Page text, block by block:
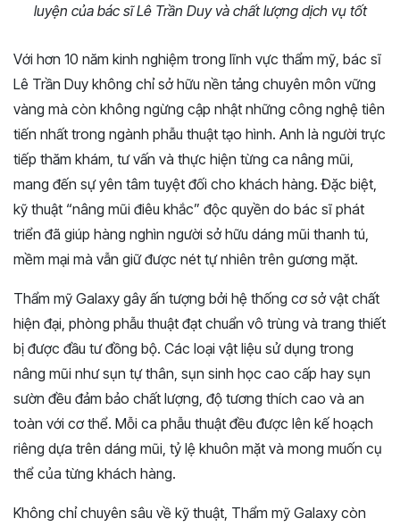
luyện của bác sĩ Lê Trần Duy và chất lượng dịch vụ tốt
Với hơn 10 năm kinh nghiệm trong lĩnh vực thẩm mỹ, bác sĩ
Lê Trần Duy không chỉ sở hữu nền tảng chuyên môn vững
vàng mà còn không ngừng cập nhật những công nghệ tiên
tiến nhất trong ngành phẫu thuật tạo hình. Anh là người trực
tiếp thăm khám, tư vấn và thực hiện từng ca nâng mũi,
mang đến sự yên tâm tuyệt đối cho khách hàng. Đặc biệt,
kỹ thuật “nâng mũi điêu khắc” độc quyền do bác sĩ phát
triển đã giúp hàng nghìn người sở hữu dáng mũi thanh tú,
mềm mại mà vẫn giữ được nét tự nhiên trên gương mặt.
Thẩm mỹ Galaxy gây ấn tượng bởi hệ thống cơ sở vật chất
hiện đại, phòng phẫu thuật đạt chuẩn vô trùng và trang thiết
bị được đầu tư đồng bộ. Các loại vật liệu sử dụng trong
nâng mũi như sụn tự thân, sụn sinh học cao cấp hay sụn
sườn đều đảm bảo chất lượng, độ tương thích cao và an
toàn với cơ thể. Mỗi ca phẫu thuật đều được lên kế hoạch
riêng dựa trên dáng mũi, tỷ lệ khuôn mặt và mong muốn cụ
thể của từng khách hàng.
Không chỉ chuyên sâu về kỹ thuật, Thẩm mỹ Galaxy còn